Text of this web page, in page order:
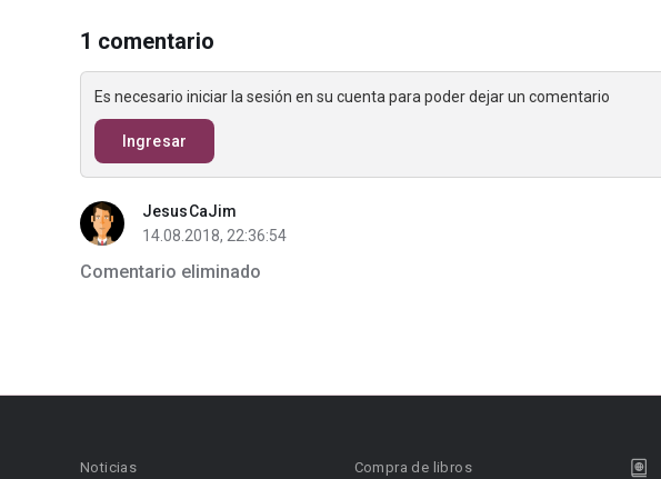
1 comentario
Es necesario iniciar la sesión en su cuenta para poder dejar un comentario
Ingresar
JesusCaJim
14.08.2018, 22:36:54
Comentario eliminado
Noticias
Compra de libros